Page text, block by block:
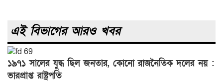
এই বিভাগের আরও খবর
১৯৭১ সালের যুদ্ধ ছিল জনতার, কোনো রাজনৈতিক দলের নয় :
ভারপ্রাপ্ত রাষ্ট্রপতি